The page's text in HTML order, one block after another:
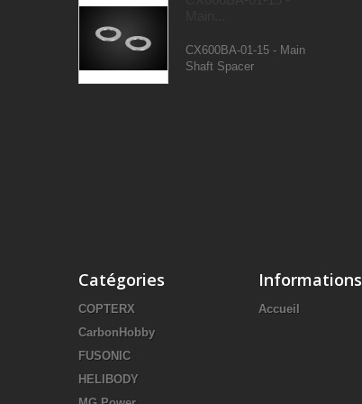
CX600BA-01-15 - Main
Shaft Spacer
Catégories
COPTERX
CarbonHobby
FUSONIC
HELIBODY
Informations
Accueil